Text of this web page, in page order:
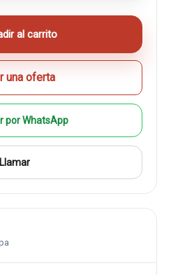
al carrito
una oferta
por WhatsApp
Llamar